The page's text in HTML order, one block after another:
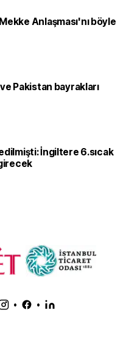
Anlaşması'nı böyle
Pakistan bayrakları
İngiltere 6.sıcak
• •